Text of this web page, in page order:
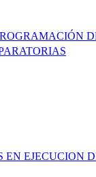
EJECUCION